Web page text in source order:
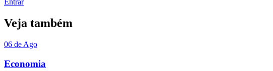
Entrar
Veja também
06 de Ago
Economia